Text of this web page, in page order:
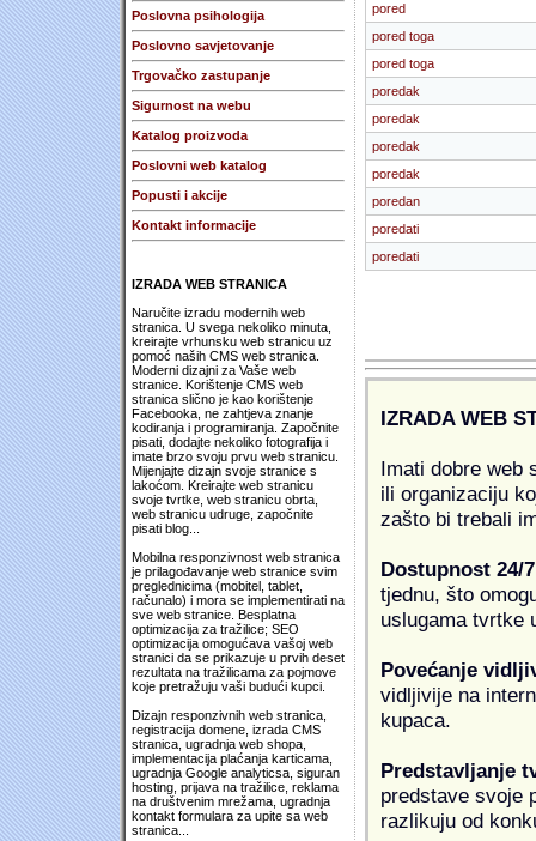
Poslovna psihologija
Poslovno savjetovanje
Trgovačko zastupanje
Sigurnost na webu
Katalog proizvoda
Poslovni web katalog
Popusti i akcije
Kontakt informacije
IZRADA WEB STRANICA
Naručite izradu modernih web
stranica. U svega nekoliko minuta,
kreirajte vrhunsku web stranicu uz
pomoć naših CMS web stranica.
Moderni dizajni za Vaše web
stranice. Korištenje CMS web
stranica slično je kao korištenje
Facebooka, ne zahtjeva znanje
kodiranja i programiranja. Započnite
pisati, dodajte nekoliko fotografija i
imate brzo svoju prvu web stranicu.
Mijenjajte dizajn svoje stranice s
lakoćom. Kreirajte web stranicu
svoje tvrtke, web stranicu obrta,
web stranicu udruge, započnite
pisati blog...
Mobilna responzivnost web stranica
je prilagođavanje web stranice svim
preglednicima (mobitel, tablet,
računalo) i mora se implementirati na
sve web stranice. Besplatna
optimizacija za tražilice; SEO
optimizacija omogućava vašoj web
stranici da se prikazuje u prvih deset
rezultata na tražilicama za pojmove
koje pretražuju vaši budući kupci.
Dizajn responzivnih web stranica,
registracija domene, izrada CMS
stranica, ugradnja web shopa,
implementacija plaćanja karticama,
ugradnja Google analyticsa, siguran
hosting, prijava na tražilice, reklama
na društvenim mrežama, ugradnja
kontakt formulara za upite sa web
stranica...
pored
pored toga
pored toga
poredak
poredak
poredak
poredak
poredan
poredati
poredati
IZRADA WEB
Imati dobre web
ili organizaciju
zašto bi trebali
Dostupnost 24/7
tjednu, što
uslugama tvrtke
Povećanje
vidljivije na
kupaca.
Predstavljanje
predstave svoje
razlikuju od